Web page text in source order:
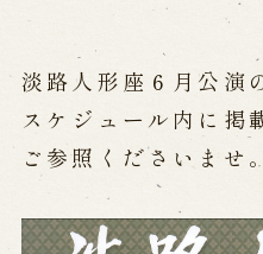
公演情報
公演カレンダー
開
近日開催の公演
淡路人形座６月公演
スケジュール内に掲
ご参照くださいませ。